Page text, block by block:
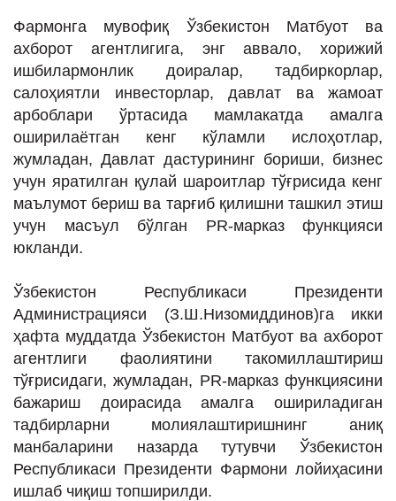
Фармонга мувофиқ Ўзбекистон Матбуот ва
ахборот агентлигига, энг аввало, хорижий
ишбилармонлик доиралар, тадбиркорлар,
салоҳиятли инвесторлар, давлат ва жамоат
арбоблари ўртасида мамлакатда амалга
оширилаётган кенг кўламли ислоҳотлар,
жумладан, Давлат дастурининг бориши, бизнес
учун яратилган қулай шароитлар тўғрисида кенг
маълумот бериш ва тарғиб қилишни ташкил этиш
учун масъул бўлган PR-марказ функцияси
юкланди.
Ўзбекистон Республикаси Президенти
Администрацияси (З.Ш.Низомиддинов)га икки
ҳафта муддатда Ўзбекистон Матбуот ва ахборот
агентлиги фаолиятини такомиллаштириш
тўғрисидаги, жумладан, PR-марказ функциясини
бажариш доирасида амалга ошириладиган
тадбирларни молиялаштиришнинг аниқ
манбаларини назарда тутувчи Ўзбекистон
Республикаси Президенти Фармони лойиҳасини
ишлаб чиқиш топширилди.